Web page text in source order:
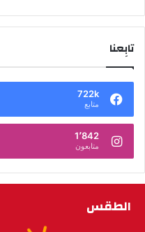
تابِعنا
722k
متابع
1٬842
متابعون
الطقس